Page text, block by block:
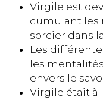
Virgile est
cumulant les
sorcier dans
Les
les
envers le
Virgile était à